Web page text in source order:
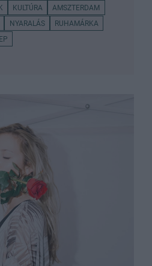
KULTÚRA
AMSZTERDAM
NYARALÁS
RUHAMÁRKA